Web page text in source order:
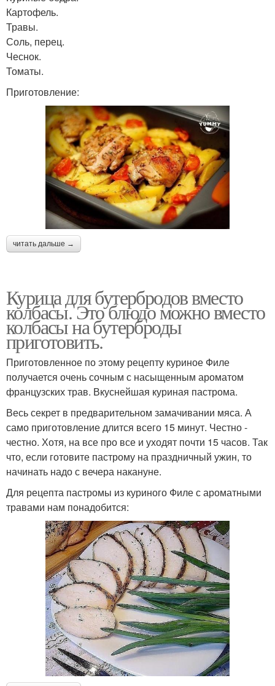
Картофель.
Травы.
Соль, перец.
Чеснок.
Томаты.
Приготовление:
читать дальше →
Курица для бутербродов вместо
колбасы. Это блюдо можно вместо
колбасы на бутерброды
приготовить.
Приготовленное по этому рецепту куриное Филе
получается очень сочным с насыщенным ароматом
французских трав. Вкуснейшая куриная пастрома.
Весь секрет в предварительном замачивании мяса. А
само приготовление длится всего 15 минут. Честно -
честно. Хотя, на все про все и уходят почти 15 часов. Так
что, если готовите пастрому на праздничный ужин, то
начинать надо с вечера накануне.
Для рецепта пастромы из куриного Филе с ароматными
травами нам понадобится: